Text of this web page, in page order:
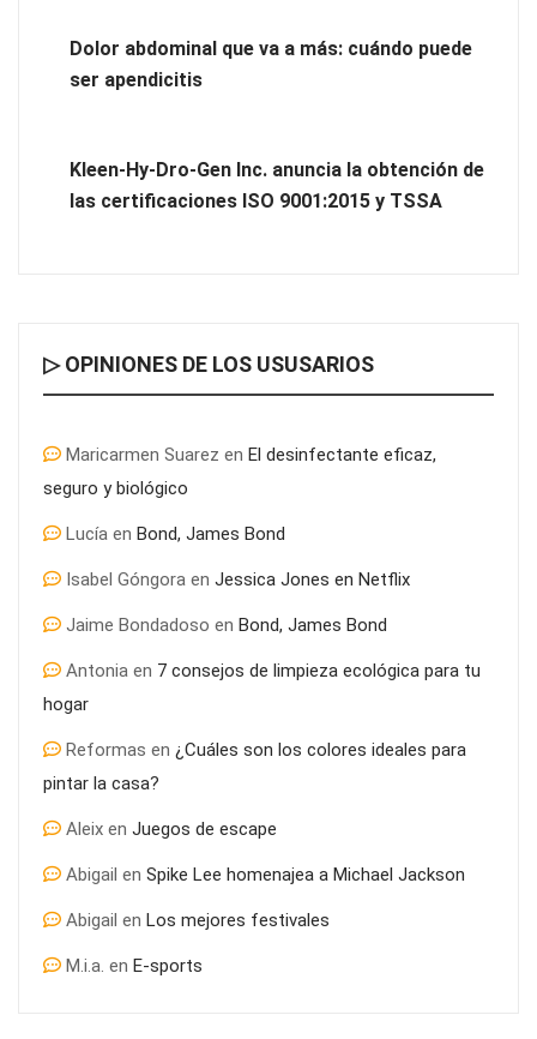
vehículos industriales pesados
colaboración para reforzar la capacidad técnica de los
ayuntamientos
para este agosto, según KAYAK
Dolor abdominal que va a más: cuándo puede
ser apendicitis
Kleen-Hy-Dro-Gen Inc. anuncia la obtención de
las certificaciones ISO 9001:2015 y TSSA
▷ OPINIONES DE LOS USUSARIOS
Maricarmen Suarez en El desinfectante eficaz,
seguro y biológico
Lucía en Bond, James Bond
Isabel Góngora en Jessica Jones en Netflix
Jaime Bondadoso en Bond, James Bond
Antonia en 7 consejos de limpieza ecológica para tu
hogar
Reformas en ¿Cuáles son los colores ideales para
pintar la casa?
Aleix en Juegos de escape
Abigail en Spike Lee homenajea a Michael Jackson
Abigail en Los mejores festivales
M.i.a. en E-sports